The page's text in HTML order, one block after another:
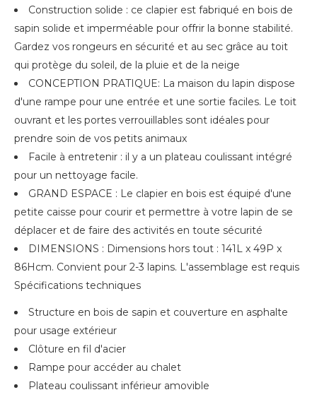
Construction solide : ce clapier est fabriqué en bois de
sapin solide et imperméable pour offrir la bonne stabilité.
Gardez vos rongeurs en sécurité et au sec grâce au toit
qui protège du soleil, de la pluie et de la neige
CONCEPTION PRATIQUE: La maison du lapin dispose
d'une rampe pour une entrée et une sortie faciles. Le toit
ouvrant et les portes verrouillables sont idéales pour
prendre soin de vos petits animaux
Facile à entretenir : il y a un plateau coulissant intégré
pour un nettoyage facile.
GRAND ESPACE : Le clapier en bois est équipé d'une
petite caisse pour courir et permettre à votre lapin de se
déplacer et de faire des activités en toute sécurité
DIMENSIONS : Dimensions hors tout : 141L x 49P x
86Hcm. Convient pour 2-3 lapins. L'assemblage est requis
Spécifications techniques
Structure en bois de sapin et couverture en asphalte
pour usage extérieur
Clôture en fil d'acier
Rampe pour accéder au chalet
Plateau coulissant inférieur amovible